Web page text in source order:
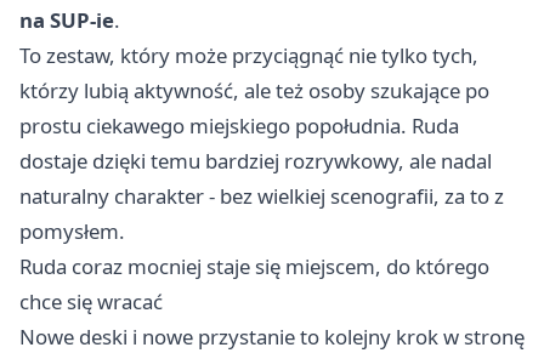
na SUP-ie.
To zestaw, który może przyciągnąć nie tylko tych,
którzy lubią aktywność, ale też osoby szukające po
prostu ciekawego miejskiego popołudnia. Ruda
dostaje dzięki temu bardziej rozrywkowy, ale nadal
naturalny charakter - bez wielkiej scenografii, za to z
pomysłem.
Ruda coraz mocniej staje się miejscem, do którego
chce się wracać
Nowe deski i nowe przystanie to kolejny krok w stronę